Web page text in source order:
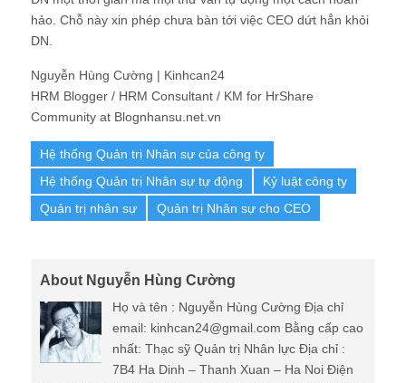
hảo. Chỗ này xin phép chưa bàn tới việc CEO dứt hẳn khỏi
DN.
Nguyễn Hùng Cường | Kinhcan24
HRM Blogger / HRM Consultant / KM for HrShare
Community at Blognhansu.net.vn
Hệ thống Quản trị Nhân sự của công ty
Hệ thống Quản trị Nhân sự tự động
Kỷ luật công ty
Quản trị nhân sự
Quản trị Nhân sự cho CEO
About Nguyễn Hùng Cường
Họ và tên : Nguyễn Hùng Cường Địa chỉ
email: kinhcan24@gmail.com Bằng cấp cao
nhất: Thạc sỹ Quản trị Nhân lực Địa chỉ :
7B4 Ha Dinh – Thanh Xuan – Ha Noi Điện